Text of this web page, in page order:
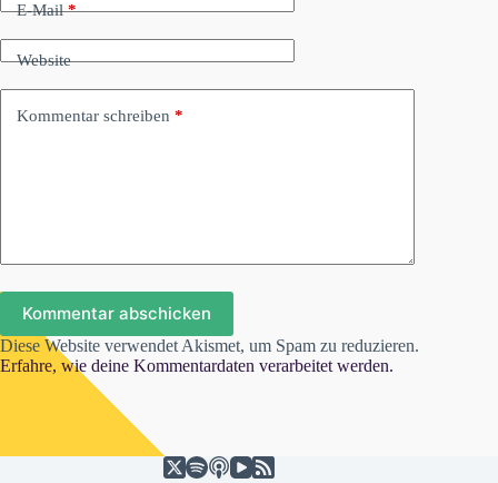
E-Mail*
Website
Kommentar schreiben *
Kommentar abschicken
Diese Website verwendet Akismet, um Spam zu reduzieren.
Erfahre, wie deine Kommentardaten verarbeitet werden.